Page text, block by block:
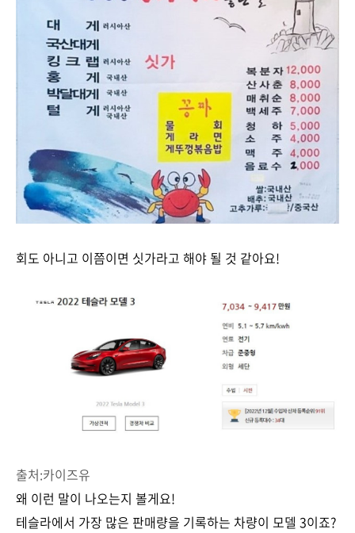
회도 아니고 이쯤이면 싯가라고 해야 될 것 같아요!
출처:카이즈유
왜 이런 말이 나오는지 볼게요!
테슬라에서 가장 많은 판매량을 기록하는 차량이 모델 3이죠?